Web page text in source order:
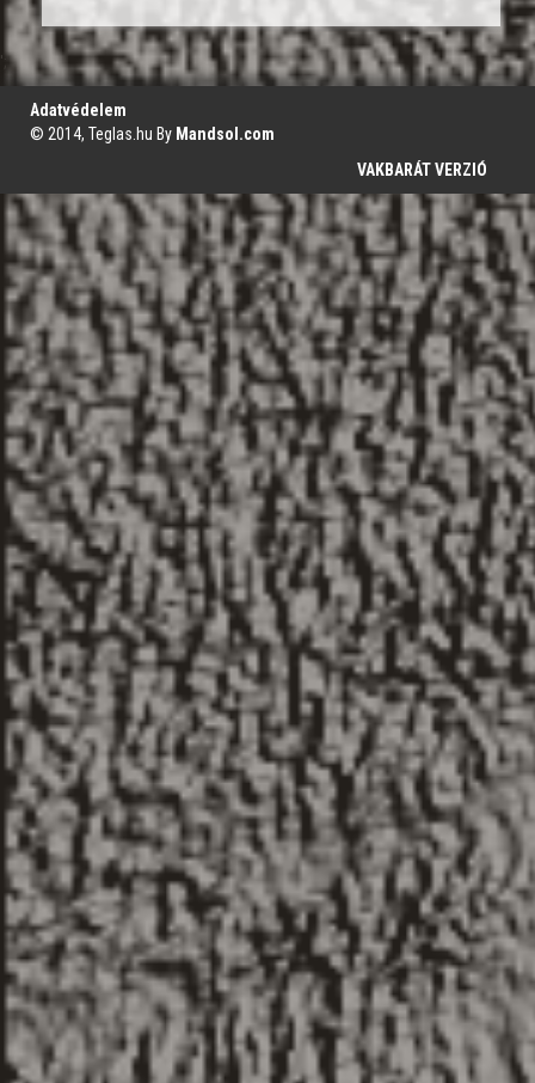
';
Adatvédelem
© 2014, Teglas.hu By Mandsol.com
VAKBARÁT VERZIÓ